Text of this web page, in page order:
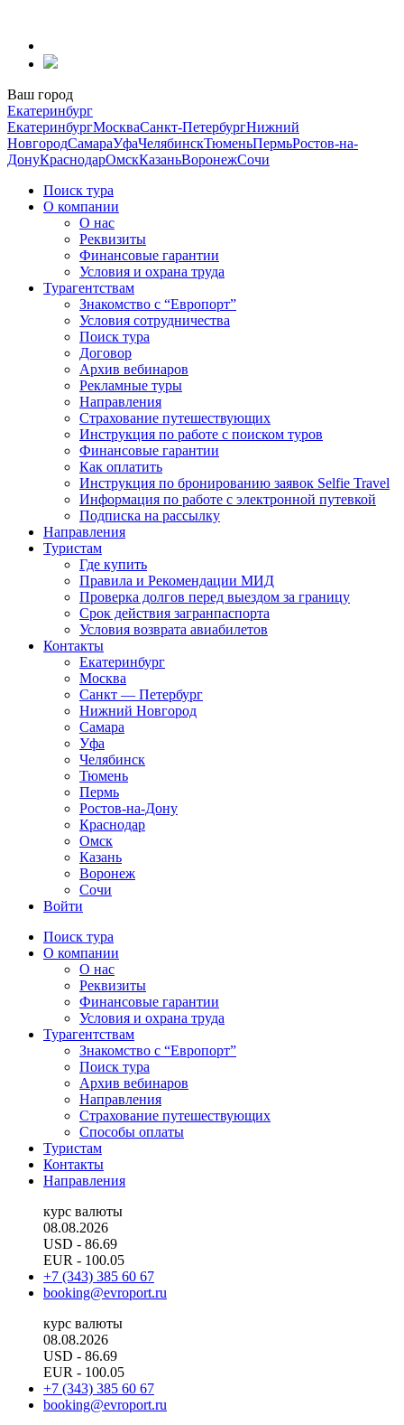
содержанию
Ваш город
Екатеринбург
ЕкатеринбургМоскваСанкт-ПетербургНижний
НовгородСамараУфаЧелябинскТюменьПермьРостов-на-
ДонуКраснодарОмскКазаньВоронежСочи
Поиск тура
О компании
О нас
Реквизиты
Финансовые гарантии
Условия и охрана труда
Турагентствам
Знакомство с “Европорт”
Условия сотрудничества
Поиск тура
Договор
Архив вебинаров
Рекламные туры
Направления
Страхование путешествующих
Инструкция по работе с поиском туров
Финансовые гарантии
Как оплатить
Инструкция по бронированию заявок Selfie Travel
Информация по работе с электронной путевкой
Подписка на рассылку
Направления
Туристам
Где купить
Правила и Рекомендации МИД
Проверка долгов перед выездом за границу
Срок действия загранпаспорта
Условия возврата авиабилетов
Контакты
Екатеринбург
Москва
Санкт — Петербург
Нижний Новгород
Самара
Уфа
Челябинск
Тюмень
Пермь
Ростов-на-Дону
Краснодар
Омск
Казань
Воронеж
Сочи
Войти
Поиск тура
О компании
О нас
Реквизиты
Финансовые гарантии
Условия и охрана труда
Турагентствам
Знакомство с “Европорт”
Поиск тура
Архив вебинаров
Направления
Страхование путешествующих
Способы оплаты
Туристам
Контакты
Направления
курс валюты
08.08.2026
USD - 86.69
EUR - 100.05
+7 (343) 385 60 67
booking@evroport.ru
курс валюты
08.08.2026
USD - 86.69
EUR - 100.05
+7 (343) 385 60 67
booking@evroport.ru